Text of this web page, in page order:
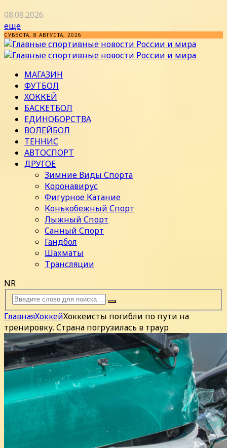
08.08.2026
еще
СУББОТА, 8 АВГУСТА, 2026
МАГАЗИН
ФУТБОЛ
ХОККЕЙ
БАСКЕТБОЛ
ЕДИНОБОРСТВА
ВОЛЕЙБОЛ
ТЕННИС
АВТОСПОРТ
ДРУГОЕ
Зимние Виды Спорта
Коронавирус
Фигурное Катание
Конькобежный Спорт
Лыжный Спорт
Санный Спорт
Гандбол
Шахматы
Трансляции
NR
ГлавнаяХоккейХоккеисты погибли по пути на
тренировку. Страна погрузилась в траур